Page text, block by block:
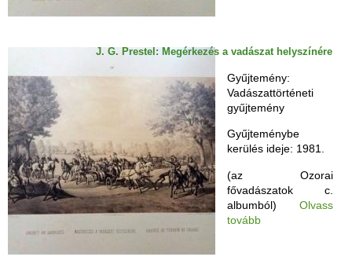
J. G. Prestel: Megérkezés a vadászat helyszínére
Gyűjtemény:
Vadászattörténeti
gyűjtemény
Gyűjteménybe
kerülés ideje: 1981.
(az Ozorai
fővadászatok c.
albumból) Olvass
tovább